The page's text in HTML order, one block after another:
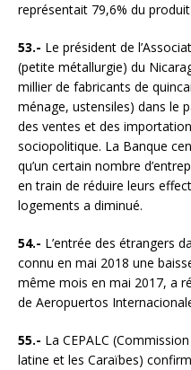
représentait 79,6% du
53.- Le président de
(petite métallurgie) du
millier de fabricants de
ménage, ustensiles) dans le
des ventes et des
sociopolitique. La Banque
qu’un certain nombre
en train de réduire leurs
logements a diminué.
54.- L’entrée des étrangers
connu en mai 2018 une
même mois en mai 2017, a
de Aeropuertos
55.- La CEPALC
latine et les Caraïbes)